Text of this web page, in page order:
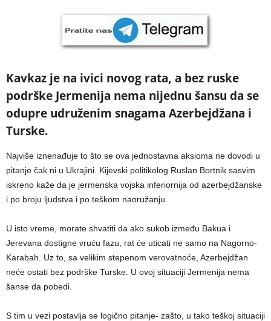
Kavkaz je na ivici novog rata, a bez ruske
podrške Jermenija nema nijednu šansu da se
odupre udruženim snagama Azerbejdžana i
Turske.
Najviše iznenađuje to što se ova jednostavna aksioma ne dovodi u
pitanje čak ni u Ukrajini. Kijevski politikolog Ruslan Bortnik sasvim
iskreno kaže da je jermenska vojska inferiornija od azerbejdžanske
i po broju ljudstva i po teškom naoružanju.
U isto vreme, morate shvatiti da ako sukob između Bakua i
Jerevana dostigne vruću fazu, rat će uticati ne samo na Nagorno-
Karabah. Uz to, sa velikim stepenom verovatnoće, Azerbejdžan
neće ostati bez podrške Turske. U ovoj situaciji Jermenija nema
šanse da pobedi.
S tim u vezi postavlja se logično pitanje- zašto, u tako teškoj situaciji